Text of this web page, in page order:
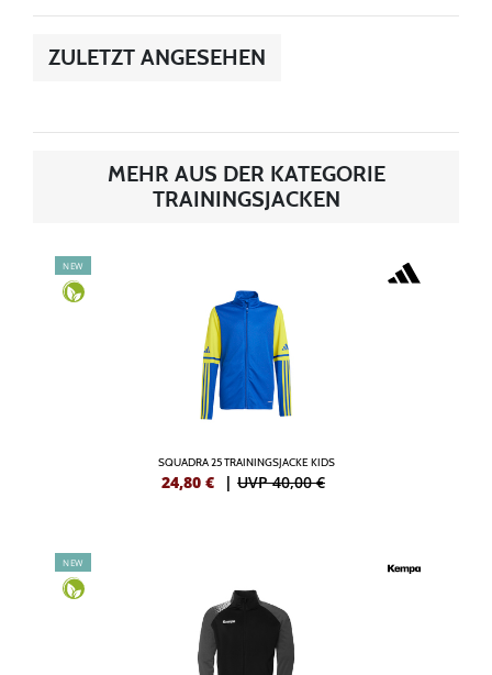
ZULETZT ANGESEHEN
MEHR AUS DER KATEGORIE
TRAININGSJACKEN
NEW
SQUADRA 25 TRAININGSJACKE KIDS
24,80 € | UVP 40,00 €
NEW